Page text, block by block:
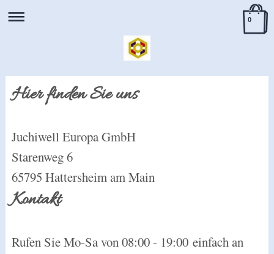
0
Hier finden Sie uns
Juchiwell Europa GmbH
Starenweg6
65795 Hattersheim am Main
Kontakt
Rufen Sie Mo-Sa von 08:00 - 19:00 einfach an